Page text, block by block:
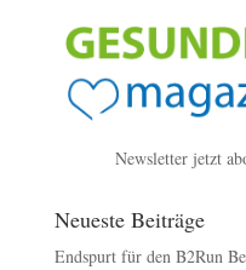
Newsletter jetzt
Neueste Beiträge
Endspurt für den B2Run